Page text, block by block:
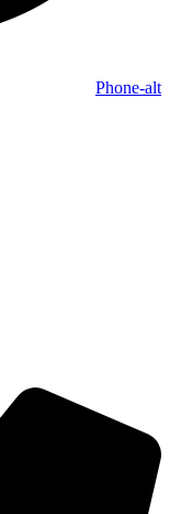
Phone-alt